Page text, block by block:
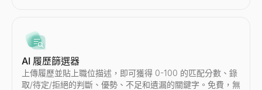
銷售話術生成器
在幾秒鐘內生成 B2B 銷售話術。AI 為您的行業和職位撰寫陌生
查看→
AI 履歷篩選器
上傳履歷並貼上職位描述，即可獲得 0-100 的匹配分數、錄
取/待定/拒絕的判斷、優勢、不足和遺漏的關鍵字。免費，無